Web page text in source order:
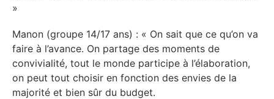
»
Manon (groupe 14/17 ans) : « On sait que ce qu’on va
faire à l’avance. On partage des moments de
convivialité, tout le monde participe à l’élaboration,
on peut tout choisir en fonction des envies de la
majorité et bien sûr du budget.